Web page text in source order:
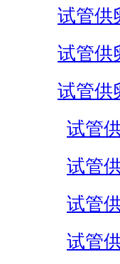
试管供
试管供
试管供
试管
试管
试管
试管